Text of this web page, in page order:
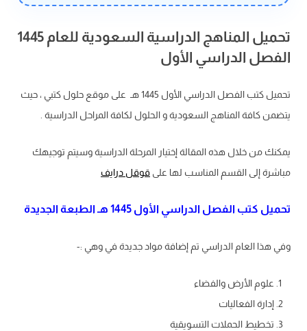
تحميل المناهج الدراسية السعودية للعام 1445
الفصل الدراسي الأول
تحميل كتب الفصل الدراسي الأول 1445 هـ على موقع حلول كتبي ، حيث
يتضمن كافة المناهج السعودية و الحلول لكافة المراحل الدراسية .
يمكنك من خلال هذه المقالة إختيار المرحلة الدراسية وسيتم توجيهك
مباشرة إلى القسم المناسب لها على قوقل درايف
تحميل كتب الفصل الدراسي الأول 1445 هـ الطبعة الجديدة
وفي هذا العام الدراسي تم إضافة مواد جديدة في وهي :-
علوم الأرض والفضاء
إدارة الفعاليات
تخطيط الحملات التسويقية